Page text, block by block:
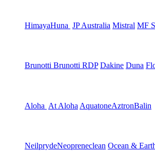
HimayaHuna JP Australia Mistral MF
Brunotti Brunotti RDP Dakine Duna
Aloha At Aloha AquatoneAztronBalin
NeilprydeNeopreneclean Ocean &